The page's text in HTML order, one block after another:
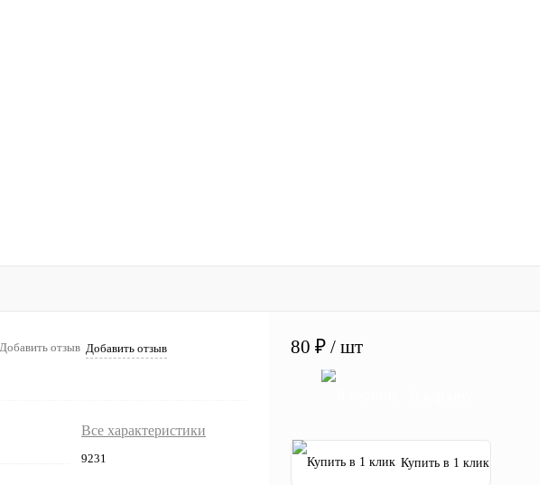
Добавить отзыв
Все характеристики
9231
80 ₽ / шт
Купить в 1 клик